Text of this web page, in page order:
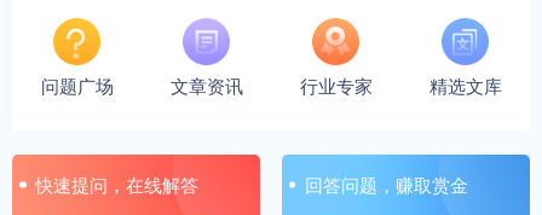
问题广场 文章资讯 行业专家 精选文库
快速提问，在线解答 回答问题，赚取赏金